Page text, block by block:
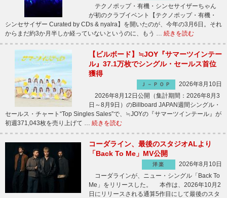
テクノポップ・有機・シンセサイザーちゃん
が初のクラブイベント【テクノポップ・有機・
シンセサイザー Curated by CDs & nyalra】を開いたのが、今年の3月6日。それ
からまだ約3か月半しか経っていないというのに、もう … 続きを読む
【ビルボード】≒JOY『サマーツインテー
ル』37.1万枚でシングル・セールス首位
獲得
Ｊ－ＰＯＰ
2026年8月10日
2026年8月12日公開（集計期間：2026年8月3
日～8月9日）のBillboard JAPAN週間シングル・
セールス・チャート“Top Singles Sales”で、≒JOYの『サマーツインテール』が
初週371,043枚を売り上げて … 続きを読む
コーダライン、最後のスタジオALより
「Back To Me」MV公開
洋楽
2026年8月10日
コーダラインが、ニュー・シングル「Back To
Me」をリリースした。 本作は、2026年10月2
日にリリースされる通算5作目にして最後のスタ